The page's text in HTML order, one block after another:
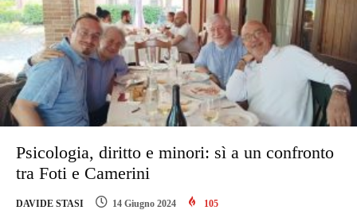
Psicologia, diritto e minori: sì a un confronto
tra Foti e Camerini
DAVIDE STASI 14 Giugno 2024 105